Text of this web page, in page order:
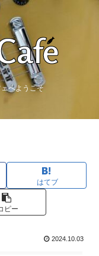
へようこそ
はてブ
ピー
2024.10.03